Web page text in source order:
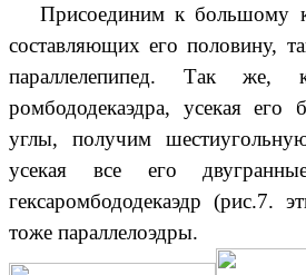
Присоединим к большому
составляющих его половину,
параллелепипед. Так
ромбододекаэдра, усекая его
углы, получим
усекая все его
гексаромбододекаэдр (рис.7.
тоже параллелоэдры.